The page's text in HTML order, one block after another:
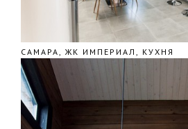
САМАРА, ЖК ИМПЕРИАЛ, КУХНЯ